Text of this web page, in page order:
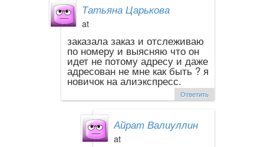
Татьяна Царькова
at
заказала заказ и отслеживаю
по номеру и выясняю что он
идет не потому адресу и даже
адресован не мне как быть ? я
новичок на алиэкспресс.
Ответить
Айрат Валиуллин
at